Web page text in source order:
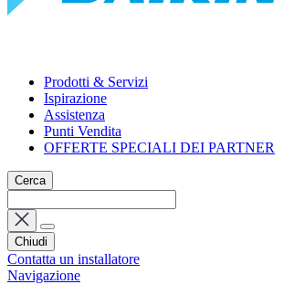
Prodotti & Servizi
Ispirazione
Assistenza
Punti Vendita
OFFERTE SPECIALI DEI PARTNER
Cerca
Chiudi
Contatta un installatore
Navigazione